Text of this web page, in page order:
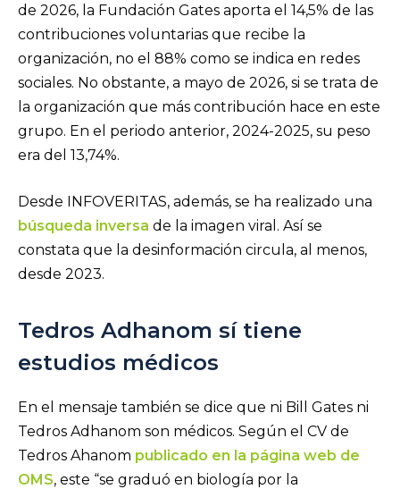
de 2026, la Fundación Gates aporta el 14,5% de las
contribuciones voluntarias que recibe la
organización, no el 88% como se indica en redes
sociales. No obstante, a mayo de 2026, si se trata de
la organización que más contribución hace en este
grupo. En el periodo anterior, 2024-2025, su peso
era del 13,74%.
Desde INFOVERITAS, además, se ha realizado una
búsqueda inversa de la imagen viral. Así se
constata que la desinformación circula, al menos,
desde 2023.
Tedros Adhanom sí tiene
estudios médicos
En el mensaje también se dice que ni Bill Gates ni
Tedros Adhanom son médicos. Según el CV de
Tedros Ahanom publicado en la página web de
OMS, este “se graduó en biología por la